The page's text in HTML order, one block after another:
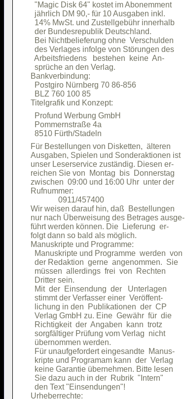
  "Magic Disk 64" kostet im Abonemment
  jährlich DM 90,- für 10 Ausgaben inkl.
  14% MwSt. und Zustellgebühr innerhalb
  der Bundesrepublik Deutschland.
  Bei Nichtbelieferung ohne  Verschulden
  des Verlages infolge von Störungen des
  Arbeitsfriedens   bestehen  keine  An-
  sprüche an den Verlag.
Bankverbindung:
  Postgiro Nürnberg 70 86-856
  BLZ 760 100 85
  Profund Werbung GmbH
  Pommernstraße 4a
Für Bestellungen von Disketten,  älteren
Ausgaben, Spielen und Sonderaktionen ist
unser Leserservice zuständig. Diesen er-
reichen Sie von  Montag  bis  Donnerstag
zwischen  09:00 und 16:00 Uhr  unter der
Rufnummer:
              0911/457400
Wir weisen darauf hin, daß  Bestellungen
nur nach Überweisung des Betrages ausge-
führt werden können. Die  Lieferung  er-
folgt dann so bald als möglich.
Manuskripte und Programme:
  Manuskripte und Programme  werden  von
  der Redaktion  gerne  angenommen.  Sie
  müssen  allerdings  frei  von  Rechten
  Dritter sein.
  Mit  der  Einsendung  der   Unterlagen
  stimmt der Verfasser einer  Veröffent-
  lichung in den  Publikationen  der  CP
  Verlag GmbH zu. Eine  Gewähr  für  die
  Richtigkeit  der  Angaben  kann  trotz
  sorgfältiger Prüfung vom Verlag  nicht
  übernommen werden.
  Für unaufgefordert eingesandte  Manus-
  kripte und Programam kann  der  Verlag
  keine Garantie übernehmen. Bitte lesen
  Sie dazu auch in der  Rubrik  "Intern"
  den Text "Einsendungen"!
Urheberrechte: